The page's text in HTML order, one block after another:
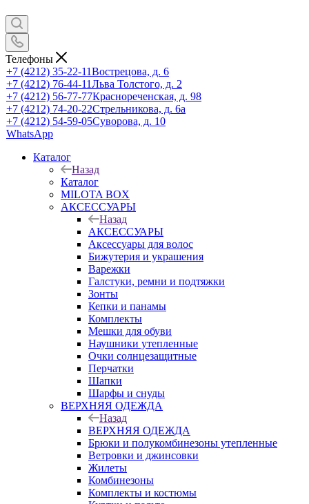
Телефоны
+7 (4212) 35-22-11Вострецова, д. 6
+7 (4212) 76-44-11Льва Толстого, д. 2
+7 (4212) 56-77-77Краснореченская, д. 98
+7 (4212) 74-20-22Стрельникова, д. 6а
+7 (4212) 54-59-05Суворова, д. 10
WhatsApp
Каталог
Назад
Каталог
MILOTA BOX
АКСЕССУАРЫ
Назад
АКСЕССУАРЫ
Аксессуары для волос
Бижутерия и украшения
Варежки
Галстуки, ремни и подтяжки
Зонты
Кепки и панамы
Комплекты
Мешки для обуви
Наушники утепленные
Очки солнцезащитные
Перчатки
Шапки
Шарфы и снуды
ВЕРХНЯЯ ОДЕЖДА
Назад
ВЕРХНЯЯ ОДЕЖДА
Брюки и полукомбинезоны утепленные
Ветровки и джинсовки
Жилеты
Комбинезоны
Комплекты и костюмы